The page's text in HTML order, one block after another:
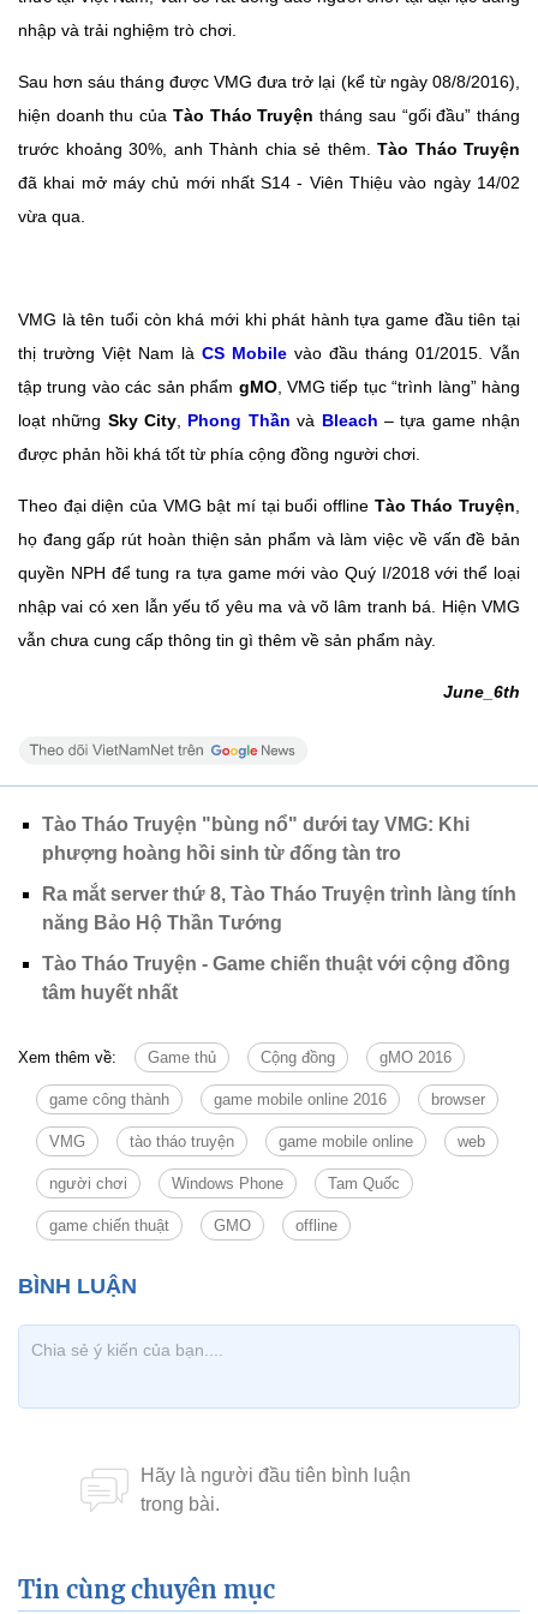
nhập và trải nghiệm trò chơi.
Sau hơn sáu tháng được VMG đưa trở lại (kể từ ngày 08/8/2016),
hiện doanh thu của Tào Tháo Truyện tháng sau “gối đầu” tháng
trước khoảng 30%, anh Thành chia sẻ thêm. Tào Tháo Truyện
đã khai mở máy chủ mới nhất S14 - Viên Thiệu vào ngày 14/02
vừa qua.
VMG là tên tuổi còn khá mới khi phát hành tựa game đầu tiên tại
thị trường Việt Nam là CS Mobile vào đầu tháng 01/2015. Vẫn
tập trung vào các sản phẩm gMO, VMG tiếp tục “trình làng” hàng
loạt những Sky City Phong Thần và Bleach – tựa game nhận
được phản hồi khá tốt từ phía cộng đồng người chơi.
Theo đại diện của VMG bật mí tại buổi offline Tào Tháo Truyện
họ đang gấp rút hoàn thiện sản phẩm và làm việc về vấn đề bản
quyền NPH để tung ra tựa game mới vào Quý I/2018 với thể loại
nhập vai có xen lẫn yếu tố yêu ma và võ lâm tranh bá. Hiện VMG
vẫn chưa cung cấp thông tin gì thêm về sản phẩm này.
June_6th
Tào Tháo Truyện "bùng nổ" dưới tay VMG: Khi
phượng hoàng hồi sinh từ đống tàn tro
Ra mắt server thứ 8, Tào Tháo Truyện trình làng tính
năng Bảo Hộ Thần Tướng
Tào Tháo Truyện - Game chiến thuật với cộng đồng
tâm huyết nhất
Xem thêm về: Game thủ Cộng đồng gMO 2016
game công thành game mobile online 2016 browser
VMG tào tháo truyện game mobile online web
người chơi Windows Phone Tam Quốc
game chiến thuật GMO offline
Tin cùng chuyên mục